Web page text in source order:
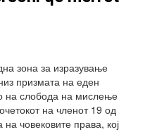
зона за изразување
призмата на еден
на слобода на мислење
на членот 19 од
човековите права, кој